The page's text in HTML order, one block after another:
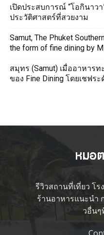
เปิดประสบการณ์ “โอกินาว
ประวัติศาสตร์ที่สวยงาม
Samut, The Phuket
the form of fine dining by
สมุทร (Samut) เมื่ออาหาร
ของ Fine Dining โดยเชฟร
รีวิวสถานที่เที่ยว โ
ร้านอาหารแนะนำ
วอื่นๆ